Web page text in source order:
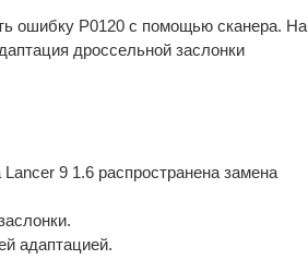
ошибку P0120 с помощью сканера. На
дроссельной заслонки
9 1.6 распространена замена
адаптацией.